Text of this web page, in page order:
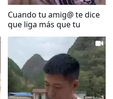
Cuando tu amig@ te dice
que liga más que tu